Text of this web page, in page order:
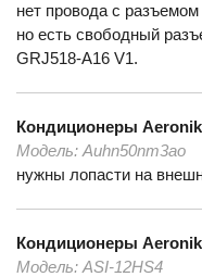
нет провода с
но есть свободный
GRJ518-A16 V1.
Кондиционеры Aeronik
Модель: Auhn50nm3ao
нужны лопасти на
Кондиционеры Aeronik
Модель: ASI-12HS4